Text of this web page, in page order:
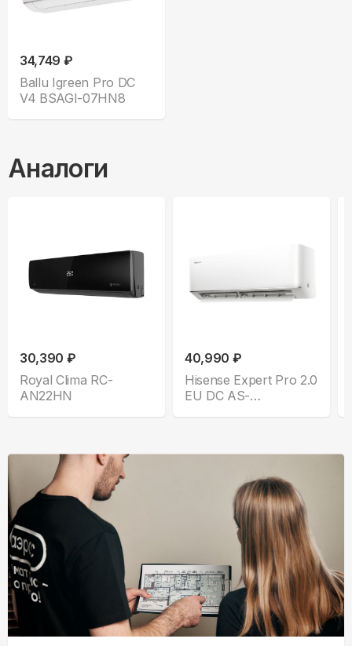
34,749 ₽
Ballu Igreen Pro DC
V4 BSAGI-07HN8
Аналоги
30,390 ₽
Royal Clima RC-
AN22HN
40,990 ₽
Hisense Expert Pro 2.0
EU DC AS-